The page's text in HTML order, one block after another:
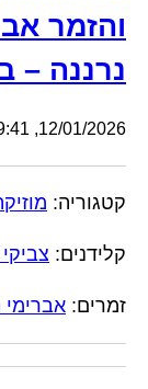
והזמר
נרננה –
12/01/2026, 11:59:41
קטגוריה:
קלידנים: צביקי
זמרים: אברימי